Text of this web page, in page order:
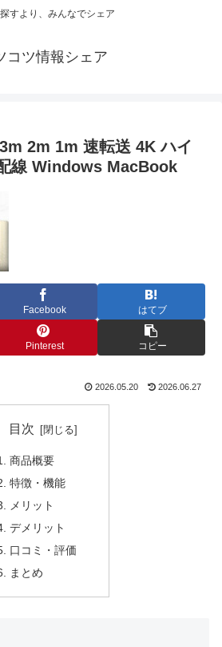
すより、みんなでシェア
コツ情報シェア
2m 1m 速転送 4K ハイ
線 Windows MacBook
Facebook はてブ
Pinterest コピー
2026.05.20 2026.06.27
目次
商品概要
特徴・機能
メリット
デメリット
口コミ・評価
まとめ